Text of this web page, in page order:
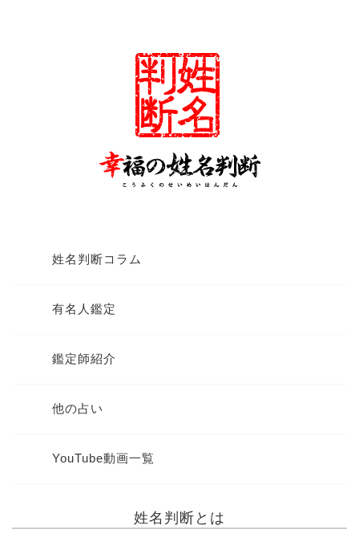
姓名判断コラム
有名人鑑定
鑑定師紹介
他の占い
YouTube動画一覧
姓名判断とは